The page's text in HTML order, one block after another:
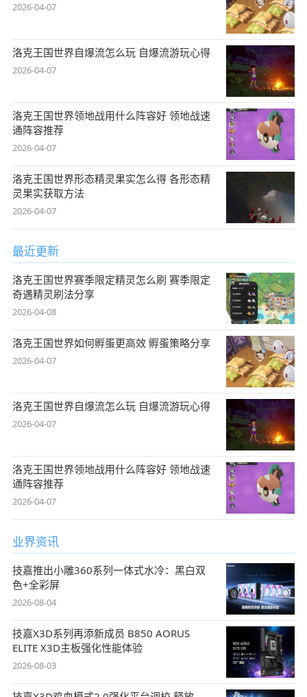
2026-04-07
洛克王国世界自爆流怎么玩 自爆流游玩心得
2026-04-07
洛克王国世界领地战用什么阵容好 领地战速
通阵容推荐
2026-04-07
洛克王国世界形态精灵果实怎么得 各形态精
灵果实获取方法
2026-04-07
最近更新
洛克王国世界赛季限定精灵怎么刷 赛季限定
奇遇精灵刷法分享
2026-04-08
洛克王国世界如何孵蛋更高效 孵蛋策略分享
2026-04-07
洛克王国世界自爆流怎么玩 自爆流游玩心得
2026-04-07
洛克王国世界领地战用什么阵容好 领地战速
通阵容推荐
2026-04-07
业界资讯
技嘉推出小雕360系列一体式水冷：黑白双
色+全彩屏
2026-08-04
技嘉X3D系列再添新成员 B850 AORUS
ELITE X3D主板强化性能体验
2026-08-03